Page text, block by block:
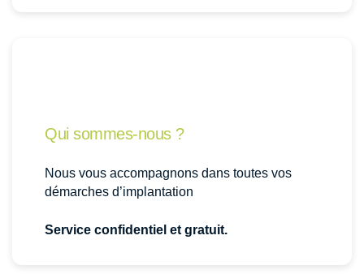
Qui sommes-nous ?
Nous vous accompagnons dans toutes vos
démarches d’implantation
Service confidentiel et gratuit.